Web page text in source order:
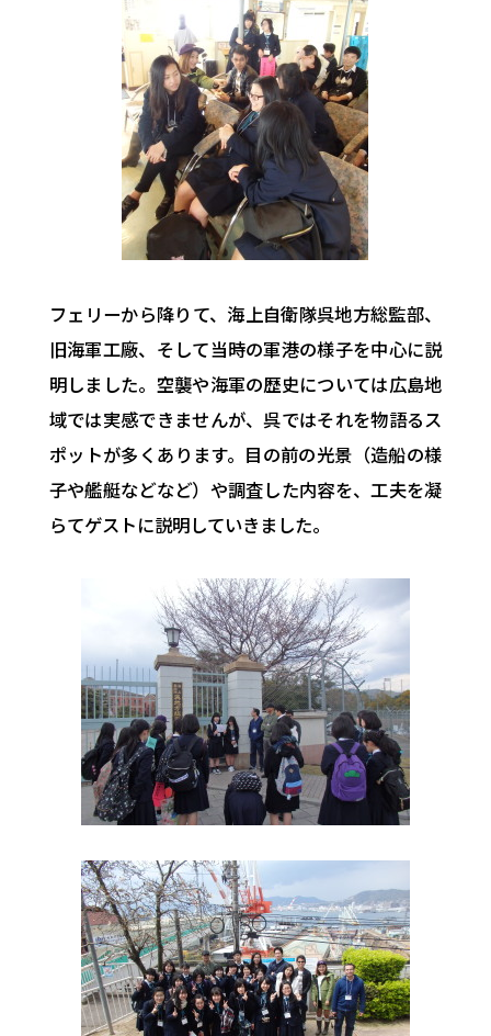
フェリーから降りて、海上自衛隊呉地方総監部、
旧海軍工廠、そして当時の軍港の様子を中心に説
明しました。空襲や海軍の歴史については広島地
域では実感できませんが、呉ではそれを物語るス
ポットが多くあります。目の前の光景（造船の様
子や艦艇などなど）や調査した内容を、工夫を凝
らてゲストに説明していきました。